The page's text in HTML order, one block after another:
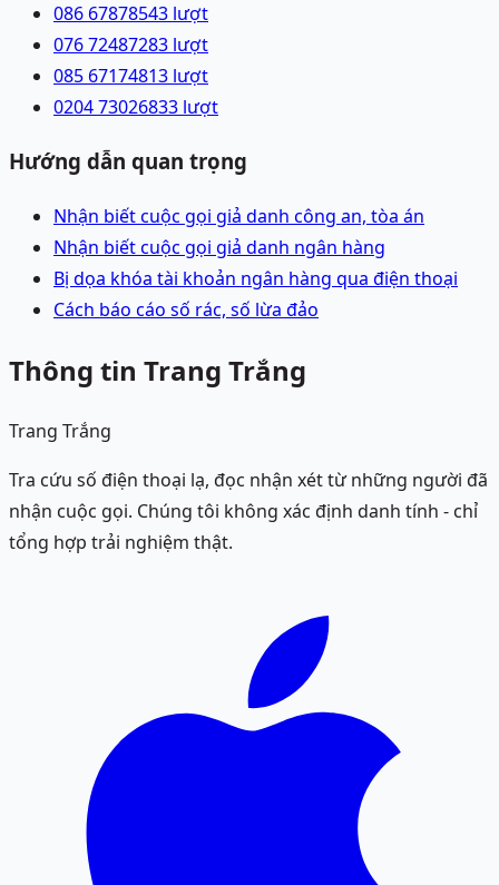
086 67878543 lượt
076 72487283 lượt
085 67174813 lượt
0204 73026833 lượt
Hướng dẫn quan trọng
Nhận biết cuộc gọi giả danh công an, tòa án
Nhận biết cuộc gọi giả danh ngân hàng
Bị dọa khóa tài khoản ngân hàng qua điện thoại
Cách báo cáo số rác, số lừa đảo
Thông tin Trang Trắng
Trang Trắng
Tra cứu số điện thoại lạ, đọc nhận xét từ những người đã
nhận cuộc gọi. Chúng tôi không xác định danh tính - chỉ
tổng hợp trải nghiệm thật.